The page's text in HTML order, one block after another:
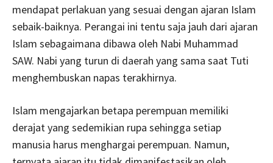
mendapat perlakuan yang sesuai dengan ajaran Islam
sebaik-baiknya. Perangai ini tentu saja jauh dari ajaran
Islam sebagaimana dibawa oleh Nabi Muhammad
SAW. Nabi yang turun di daerah yang sama saat Tuti
menghembuskan napas terakhirnya.
Islam mengajarkan betapa perempuan memiliki
derajat yang sedemikian rupa sehingga setiap
manusia harus menghargai perempuan. Namun,